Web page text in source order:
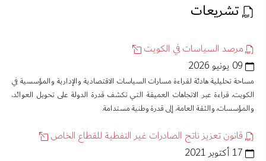
تشريعات
مرصد السياسات في الكويت
مساحة تحليلية هادئة لقراءة مسارات السياسات الاقتصادية والإدارية والمؤسسية في
الكويت، قراءة عبر الاتجاهات العميقة التي تكشف قدرة الدولة على تحويل العوائد،
والمؤسسات، والثقة العامة، إلى قدرة وطنية مستدامة.
قانون تعزيز ناتج الصادرات غير النفطية للقطاع الخاص